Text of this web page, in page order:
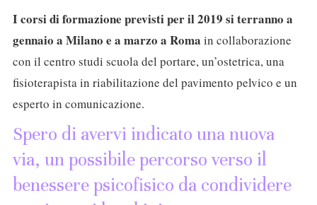
I corsi di formazione previsti per il 2019 si terranno a
gennaio a Milano e a marzo a Roma in collaborazione
con il centro studi scuola del portare, un’ostetrica, una
fisioterapista in riabilitazione del pavimento pelvico e un
esperto in comunicazione.
Spero di avervi indicato una nuova
via, un possibile percorso verso il
benessere psicofisico da condividere